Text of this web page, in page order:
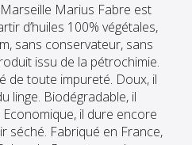
Marius Fabre est
d’huiles 100% végétales,
sans conservateur, sans
issu de la pétrochimie.
de toute impureté. Doux, il
linge. Biodégradable, il
il dure encore
séché. Fabriqué en France,